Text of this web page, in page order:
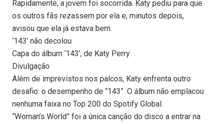
Rapidamente, a jovem foi socorrida. Katy pediu para que
os outros fãs rezassem por ela e, minutos depois,
avisou que ela já estava bem.
‘143’ não decolou
Capa do álbum ‘143’, de Katy Perry
Divulgação
Além de imprevistos nos palcos, Katy enfrenta outro
desafio: o desempenho de “143”. O álbum não emplacou
nenhuma faixa no Top 200 do Spotify Global.
“Woman’s World” foi a única canção do disco a entrar na